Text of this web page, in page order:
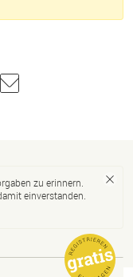
zu erinnern.
einverstanden.